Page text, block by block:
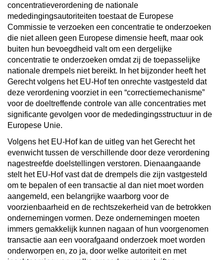
concentratieverordening de nationale
mededingingsautoriteiten toestaat de Europese
Commissie te verzoeken een concentratie te onderzoeken
die niet alleen geen Europese dimensie heeft, maar ook
buiten hun bevoegdheid valt om een dergelijke
concentratie te onderzoeken omdat zij de toepasselijke
nationale drempels niet bereikt. In het bijzonder heeft het
Gerecht volgens het EU-Hof ten onrechte vastgesteld dat
deze verordening voorziet in een “correctiemechanisme”
voor de doeltreffende controle van alle concentraties met
significante gevolgen voor de mededingingsstructuur in de
Europese Unie.
Volgens het EU-Hof kan de uitleg van het Gerecht het
evenwicht tussen de verschillende door deze verordening
nagestreefde doelstellingen verstoren. Dienaangaande
stelt het EU-Hof vast dat de drempels die zijn vastgesteld
om te bepalen of een transactie al dan niet moet worden
aangemeld, een belangrijke waarborg voor de
voorzienbaarheid en de rechtszekerheid van de betrokken
ondernemingen vormen. Deze ondernemingen moeten
immers gemakkelijk kunnen nagaan of hun voorgenomen
transactie aan een voorafgaand onderzoek moet worden
onderworpen en, zo ja, door welke autoriteit en met